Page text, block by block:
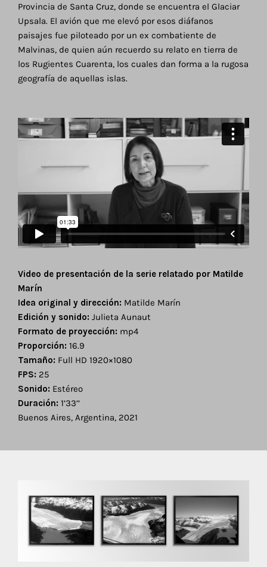
Provincia de Santa Cruz, donde se encuentra el Glaciar
Upsala. El avión que me elevó por esos diáfanos
paisajes fue piloteado por un ex combatiente de
Malvinas, de quien aún recuerdo su relato en tierra de
los Rugientes Cuarenta, los cuales dan forma a la rugosa
geografía de aquellas islas.
Video de presentación de la serie relatado por Matilde
Marín
Idea original y dirección: Matilde Marín
Edición y sonido: Julieta Aunaut
Formato de proyección: mp4
Proporción: 16.9
Tamaño: Full HD 1920×1080
FPS: 25
Sonido: Estéreo
Duración: 1’33’’
Buenos Aires, Argentina, 2021